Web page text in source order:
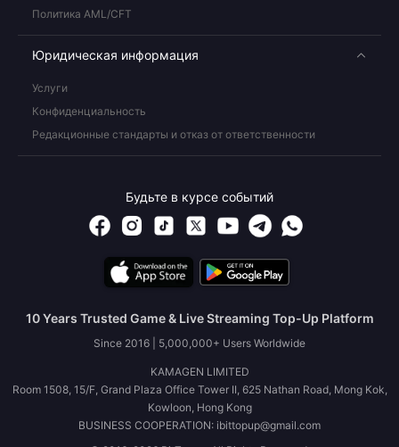
Политика AML/CFT
Юридическая информация
Услуги
Конфиденциальность
Редакционные стандарты и отказ от ответственности
Будьте в курсе событий
10 Years Trusted Game & Live Streaming Top-Up Platform
Since 2016 | 5,000,000+ Users Worldwide
KAMAGEN LIMITED
Room 1508, 15/F, Grand Plaza Office Tower II, 625 Nathan Road, Mong Kok,
Kowloon, Hong Kong
BUSINESS COOPERATION: ibittopup@gmail.com